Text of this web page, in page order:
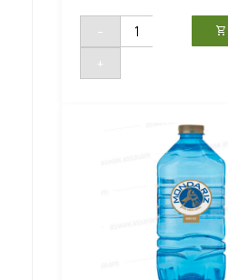
-
quantité
EAU
75CL
+